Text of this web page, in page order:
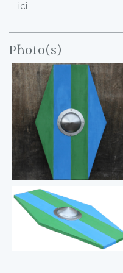
ici.
Photo(s)